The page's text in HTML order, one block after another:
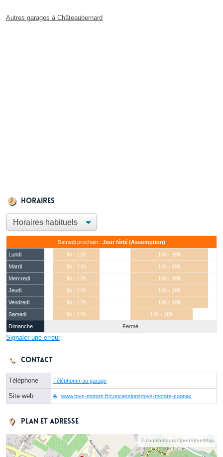
Autres garages à Châteaubernard
Horaires
Samedi prochain : Jour férié (Assomption)
Lundi 9h - 12h
14h - 19h
Mardi
9h - 12h
14h - 19h
Mercredi
9h - 12h
14h - 19h
Jeudi
9h - 12h
14h - 19h
Vendredi
9h - 12h
14h - 19h
Samedi
9h - 12h
14h - 18h
Dimanche
Fermé
Signaler une erreur
Contact
Téléphone Téléphoner au garage
Site web www.toys-motors.fr/concessions/toys-motors-cognac
Plan et adresse
© contributeurs OpenStreetMap